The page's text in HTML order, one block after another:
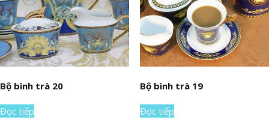
Bộ bình trà 20
Đọc tiếp
Bộ bình trà 19
Đọc tiếp